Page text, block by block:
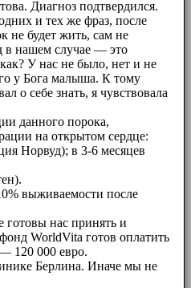
Диагноз подтвердился.
и тех же фраз, после
не будет жить, сам не
в нашем случае — это
У нас не было, нет и не
у Бога малыша. К тому
о себе знать, я чувствовала
данного порока,
на открытом сердце:
Норвуд); в 3-6 месяцев
выживаемости после
готовы нас принять и
WorldVita готов оплатить
120 000 евро.
Берлина. Иначе мы не